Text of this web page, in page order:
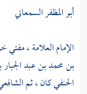
أبو المظفر السمعاني
الإمام العلامة ، مفتي
بن محمد بن عبد
الحنفي كان ، ثم